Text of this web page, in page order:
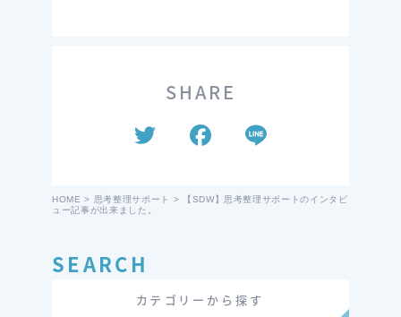
SHARE
tt
c
o
e
HOME > 思考整理サポート >
【SDW】思考整理サポートのインタビ
ュー記事が出来ました。
SEARCH
カテゴリーから探す